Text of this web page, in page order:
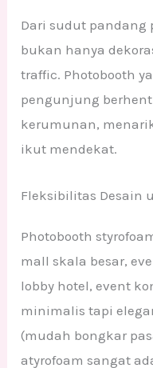
Dari sudut pandang
bukan hanya
traffic. Photobooth
pengunjung
kerumunan,
ikut mendekat.
Fleksibilitas Desain
Photobooth
mall skala besar,
lobby hotel, event
minimalis tapi
(mudah bongkar
atyrofoam sangat